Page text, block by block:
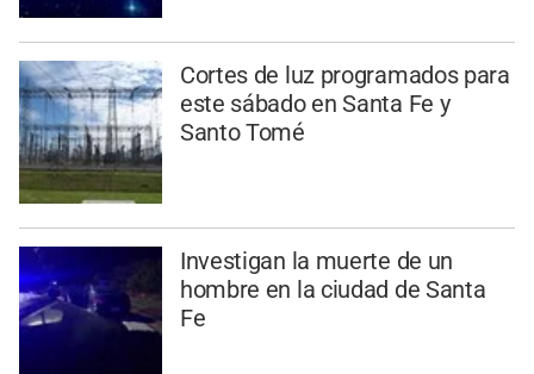
Cortes de luz programados para
este sábado en Santa Fe y
Santo Tomé
Investigan la muerte de un
hombre en la ciudad de Santa
Fe